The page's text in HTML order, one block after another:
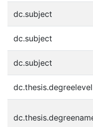
dc.subject
dc.subject
dc.subject
dc.thesis.degreelevel